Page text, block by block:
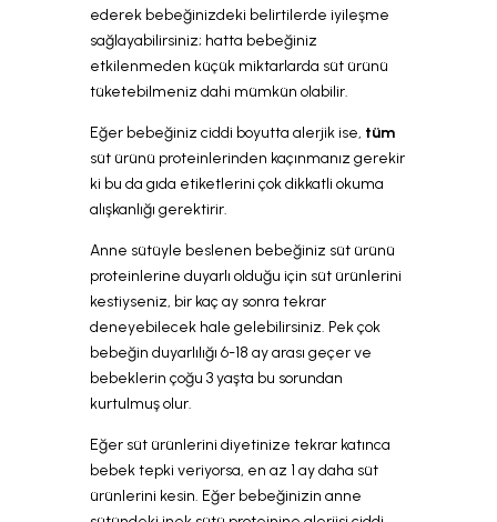
ederek bebeğinizdeki belirtilerde iyileşme
sağlayabilirsiniz; hatta bebeğiniz
etkilenmeden küçük miktarlarda süt ürünü
tüketebilmeniz dahi mümkün olabilir.
Eğer bebeğiniz ciddi boyutta alerjik ise, tüm
süt ürünü proteinlerinden kaçınmanız gerekir
ki bu da gıda etiketlerini çok dikkatli okuma
alışkanlığı gerektirir.
Anne sütüyle beslenen bebeğiniz süt ürünü
proteinlerine duyarlı olduğu için süt ürünlerini
kestiyseniz, bir kaç ay sonra tekrar
deneyebilecek hale gelebilirsiniz. Pek çok
bebeğin duyarlılığı 6-18 ay arası geçer ve
bebeklerin çoğu 3 yaşta bu sorundan
kurtulmuş olur.
Eğer süt ürünlerini diyetinize tekrar katınca
bebek tepki veriyorsa, en az 1 ay daha süt
ürünlerini kesin. Eğer bebeğinizin anne